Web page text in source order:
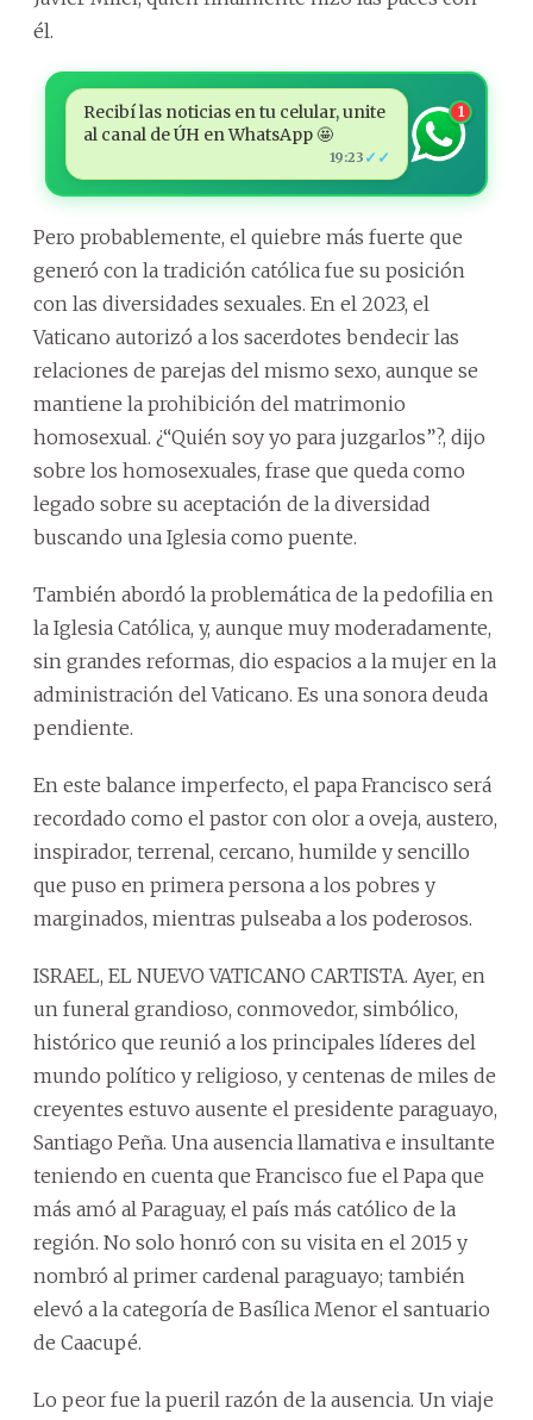
él.
Recibí las noticias en tu celular, unite
al canal de ÚH en WhatsApp 🤩
19:23 ✓✓
1
Pero probablemente, el quiebre más fuerte que
generó con la tradición católica fue su posición
con las diversidades sexuales. En el 2023, el
Vaticano autorizó a los sacerdotes bendecir las
relaciones de parejas del mismo sexo, aunque se
mantiene la prohibición del matrimonio
homosexual. ¿“Quién soy yo para juzgarlos”?, dijo
sobre los homosexuales, frase que queda como
legado sobre su aceptación de la diversidad
buscando una Iglesia como puente.
También abordó la problemática de la pedofilia en
la Iglesia Católica, y, aunque muy moderadamente,
sin grandes reformas, dio espacios a la mujer en la
administración del Vaticano. Es una sonora deuda
pendiente.
En este balance imperfecto, el papa Francisco será
recordado como el pastor con olor a oveja, austero,
inspirador, terrenal, cercano, humilde y sencillo
que puso en primera persona a los pobres y
marginados, mientras pulseaba a los poderosos.
ISRAEL, EL NUEVO VATICANO CARTISTA. Ayer, en
un funeral grandioso, conmovedor, simbólico,
histórico que reunió a los principales líderes del
mundo político y religioso, y centenas de miles de
creyentes estuvo ausente el presidente paraguayo,
Santiago Peña. Una ausencia llamativa e insultante
teniendo en cuenta que Francisco fue el Papa que
más amó al Paraguay, el país más católico de la
región. No solo honró con su visita en el 2015 y
nombró al primer cardenal paraguayo; también
elevó a la categoría de Basílica Menor el santuario
de Caacupé.
Lo peor fue la pueril razón de la ausencia. Un viaje